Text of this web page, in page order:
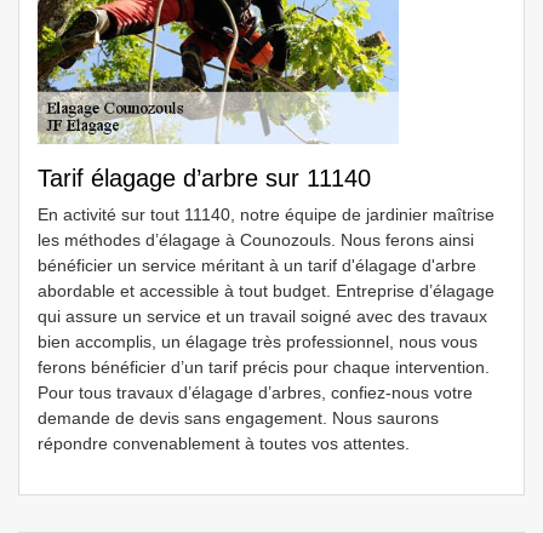
Tarif élagage d’arbre sur 11140
En activité sur tout 11140, notre équipe de jardinier maîtrise
les méthodes d’élagage à Counozouls. Nous ferons ainsi
bénéficier un service méritant à un tarif d'élagage d'arbre
abordable et accessible à tout budget. Entreprise d’élagage
qui assure un service et un travail soigné avec des travaux
bien accomplis, un élagage très professionnel, nous vous
ferons bénéficier d’un tarif précis pour chaque intervention.
Pour tous travaux d’élagage d’arbres, confiez-nous votre
demande de devis sans engagement. Nous saurons
répondre convenablement à toutes vos attentes.